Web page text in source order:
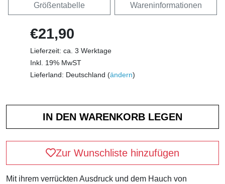
Größentabelle Wareninformationen
€21,90
Lieferzeit: ca. 3 Werktage
Inkl. 19% MwST
Lieferland: Deutschland (ändern)
Zur Wunschliste hinzufügen
Mit ihrem verrückten Ausdruck und dem Hauch von